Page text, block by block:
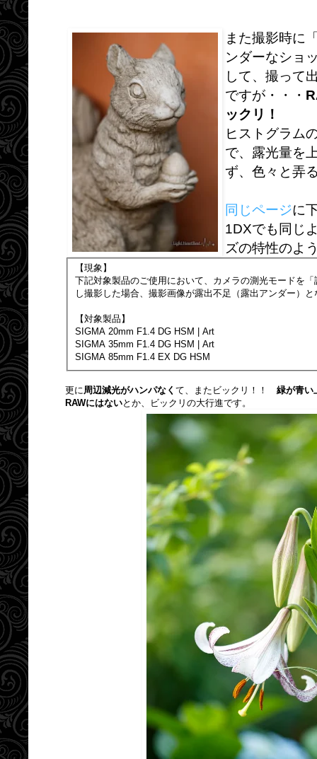
また撮影時に
ンダーなショ
して、撮って
ですが・・・
ックリ！
ヒストグラム
で、露光量を
ず、色々と弄
同じページに
1DXでも同じ
ズの特性のよ
【現象】
下記対象製品のご使用において、カメラの測光モードを
し撮影した場合、撮影画像が露出不足（露出アンダー）と
【対象製品】
SIGMA 20mm F1.4 DG HSM | Art
SIGMA 35mm F1.4 DG HSM | Art
SIGMA 85mm F1.4 EX DG HSM
更に周辺減光がハンパなく て、またビックリ！！ 緑が青い
RAWにはないとか、ビックリの大行進です。